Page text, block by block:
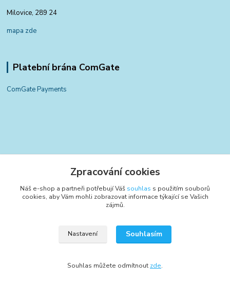
Milovice, 289 24
mapa zde
Platební brána ComGate
ComGate Payments
+420 797 834 700
(Po-Pá, 8-15:30 hod.)
Zpracování cookies
Náš e-shop a partneři potřebují Váš souhlas s použitím souborů
cookies, aby Vám mohli zobrazovat informace týkající se Vašich
zájmů.
Nastavení Souhlasím
Souhlas můžete odmítnout zde.